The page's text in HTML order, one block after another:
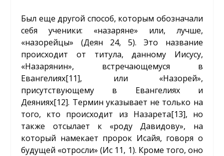
Был еще другой способ, которым обозначали
себя ученики: «назаряне» или, лучше,
«назорейцы» (Деян 24, 5). Это название
происходит от титула, данному Иисусу,
«Назарянин», встречающемуся в
Евангелиях[11], или «Назорей»,
присутствующему в Евангелиях и
Деяниях[12]. Термин указывает не только на
того, кто происходит из Назарета[13], но
также отсылает к «роду Давидову», на
который намекает пророк Исайя, говоря о
будущей «отросли» (Ис 11, 1). Кроме того, оно